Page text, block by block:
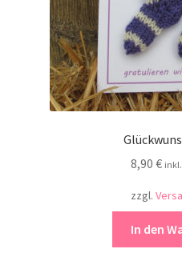
8,90 €
zzgl.
In den